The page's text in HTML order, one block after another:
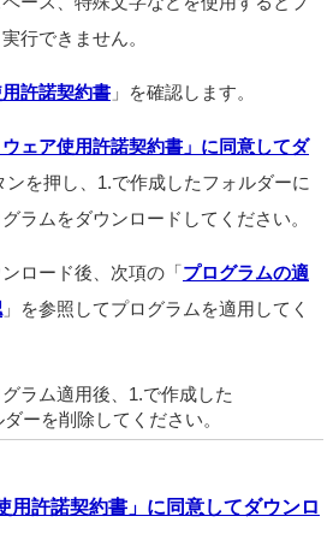
行できません。
許諾契約書 」を確認します。
ウェア使用許諾契約書」に同意してダ
ンを押し、1.で作成したフォルダーに
ラムをダウンロードしてください。
ロード後、次項の「プログラムの適
」を参照してプログラムを適用してく
ラム適用後、1.で作成した
ダーを削除してください。
用許諾契約書」に同意してダウンロ